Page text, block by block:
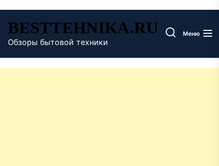
содержимому
BESTTEHNIKA.RU
Обзоры бытовой техники
Меню